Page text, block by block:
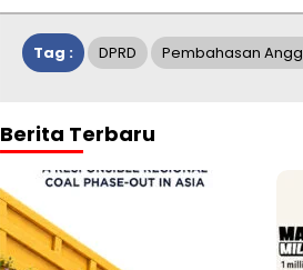
Tag : DPRD Pembahasan
Berita Terbaru